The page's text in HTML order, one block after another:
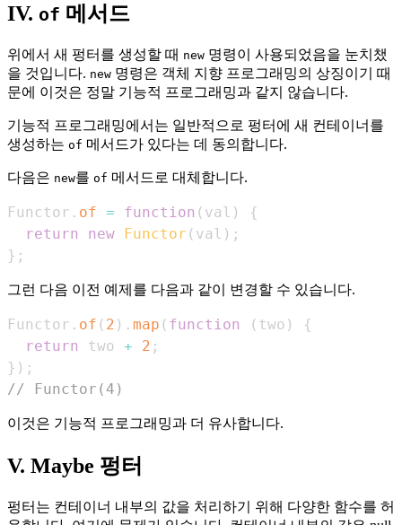
IV. of 메서드
위에서 새 펑터를 생성할 때 new 명령이 사용되었음을 눈치챘
을 것입니다. new 명령은 객체 지향 프로그래밍의 상징이기 때
문에 이것은 정말 기능적 프로그래밍과 같지 않습니다.
기능적 프로그래밍에서는 일반적으로 펑터에 새 컨테이너를
생성하는 of 메서드가 있다는 데 동의합니다.
다음은 new를 of 메서드로 대체합니다.
Functor . of = function ( val )
{
return
new Functor ( val ) ;
} ;
그런 다음 이전 예제를 다음과 같이 변경할 수 있습니다.
Functor . of ( 2 ) . map ( function ( two )
{
return
two + 2 ;
} ) ;
// Functor(4)
이것은 기능적 프로그래밍과 더 유사합니다.
V. Maybe 펑터
펑터는 컨테이너 내부의 값을 처리하기 위해 다양한 함수를 허